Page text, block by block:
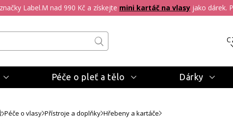
Label.M nad 990 Kč a získejte mini kartáč na vlasy jako dárek.
Péče o pleť a tělo Dárky
Péče o vlasy Přístroje a doplňky Hřebeny a kartáče